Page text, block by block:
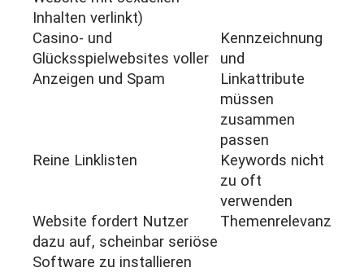
Inhalten verlinkt)
Casino- und
Glücksspielwebsites voller
Anzeigen und Spam
Kennzeichnung
und
Linkattribute
müssen
zusammen
passen
Reine Linklisten
Keywords nicht
zu oft
verwenden
Website fordert Nutzer
dazu auf, scheinbar seriöse
Software zu installieren
Themenrelevanz